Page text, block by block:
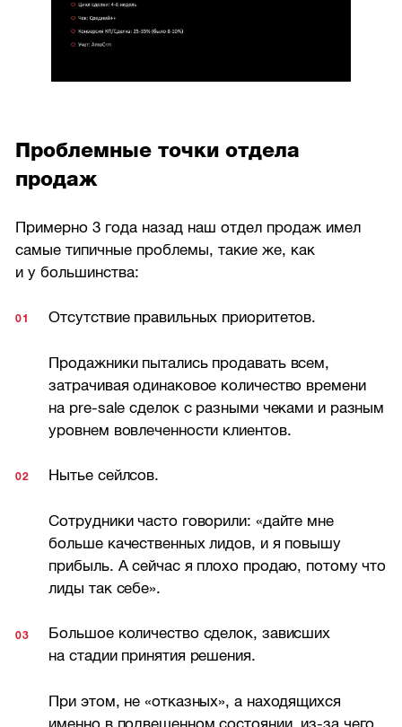
Проблемные точки отдела
продаж
Примерно 3 года назад наш отдел продаж имел
самые типичные проблемы, такие же, как
и у большинства:
Отсутствие правильных приоритетов.
Продажники пытались продавать всем,
затрачивая одинаковое количество времени
на pre-sale сделок с разными чеками и разным
уровнем вовлеченности клиентов.
Нытье сейлсов.
Сотрудники часто говорили: «дайте мне
больше качественных лидов, и я повышу
прибыль. А сейчас я плохо продаю, потому что
лиды так себе».
Большое количество сделок, зависших
на стадии принятия решения.
При этом, не «отказных», а находящихся